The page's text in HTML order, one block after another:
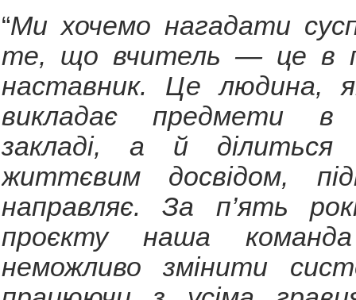
“Ми хочемо нагадати
те, що вчитель — це в
наставник. Це людина,
викладає предмети в
закладі, а й
життєвим досвідом,
направляє. За п’ять
проєкту наша команда
неможливо змінити